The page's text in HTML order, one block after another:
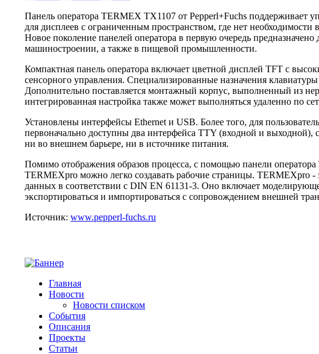
Панель оператора TERMEX TX1107 от Pepperl+Fuchs поддерживает
для дисплеев с ограниченным пространством, где нет необходимости
Новое поколение панелей оператора в первую очередь
машиностроении, а также в пищевой промышленности.
Компактная панель оператора включает цветной дисплей TFT с
сенсорного управления. Специализированные назначения
Дополнительно поставляется монтажный корпус, выполненный из
интегрированная настройка также может выполняться удаленно по
Установлены интерфейсы Ethernet и USB. Более того, для
первоначально доступны два интерфейса TTY (входной и
ни во внешнем барьере, ни в источнике питания.
Помимо отображения образов процесса, с помощью панели
TERMEXpro можно легко создавать рабочие страницы. TERMEXpro
данных в соответствии с DIN EN 61131-3. Оно включает
экспортироваться и импортироваться с сопровождением внешней
Источник:www.pepperl-fuchs.ru
Главная
Новости
Новости списком
События
Описания
Проекты
Статьи